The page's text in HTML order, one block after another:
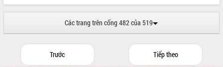
Tổ chức trang trọng Lễ hội Đền thờ
Phó Bí thư Tỉnh ủy Đắk Lắk Đỗ Hữu
Nhân dân tỉnh
Bệnh án điện tử thúc đẩy chuyển đổi
Các trang trên cổng 482 của 519
Trước Tiếp theo